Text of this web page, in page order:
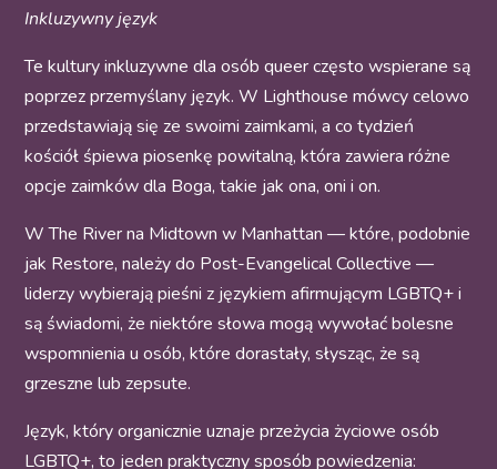
Inkluzywny język
Te kultury inkluzywne dla osób queer często wspierane są
poprzez przemyślany język. W Lighthouse mówcy celowo
przedstawiają się ze swoimi zaimkami, a co tydzień
kościół śpiewa piosenkę powitalną, która zawiera różne
opcje zaimków dla Boga, takie jak ona, oni i on.
W The River na Midtown w Manhattan — które, podobnie
jak Restore, należy do Post-Evangelical Collective —
liderzy wybierają pieśni z językiem afirmującym LGBTQ+ i
są świadomi, że niektóre słowa mogą wywołać bolesne
wspomnienia u osób, które dorastały, słysząc, że są
grzeszne lub zepsute.
Język, który organicznie uznaje przeżycia życiowe osób
LGBTQ+, to jeden praktyczny sposób powiedzenia: